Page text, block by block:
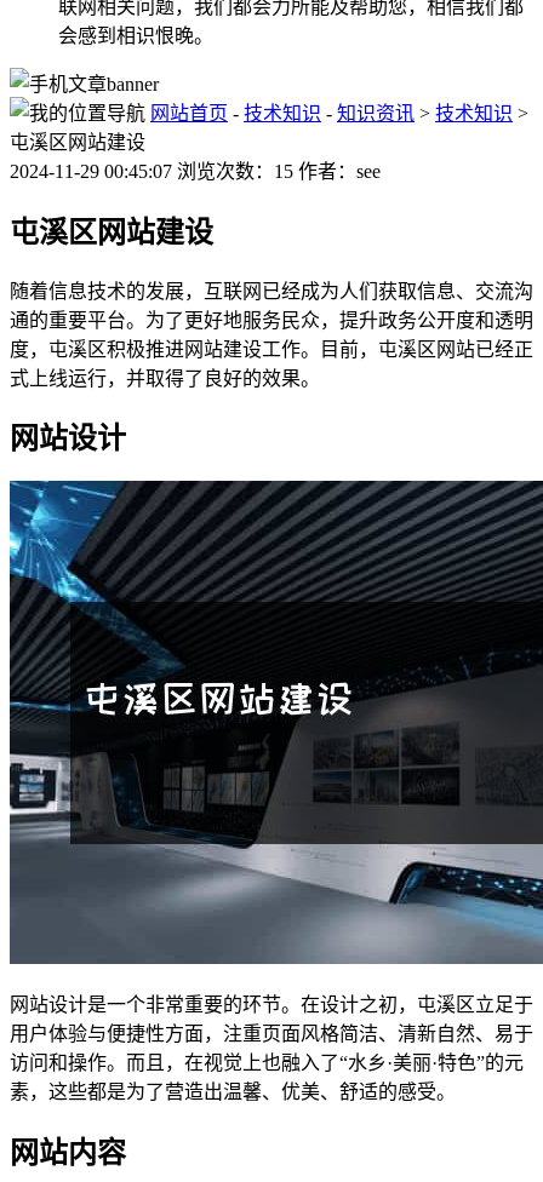
联网相关问题，我们都会力所能及帮助您，相信我们都
会感到相识恨晚。
网站首页 - 技术知识 - 知识资讯 > 技术知识 >
屯溪区网站建设
2024-11-29 00:45:07 浏览次数：15 作者：see
屯溪区网站建设
随着信息技术的发展，互联网已经成为人们获取信息、交流沟
通的重要平台。为了更好地服务民众，提升政务公开度和透明
度，屯溪区积极推进网站建设工作。目前，屯溪区网站已经正
式上线运行，并取得了良好的效果。
网站设计
网站设计是一个非常重要的环节。在设计之初，屯溪区立足于
用户体验与便捷性方面，注重页面风格简洁、清新自然、易于
访问和操作。而且，在视觉上也融入了“水乡·美丽·特色”的元
素，这些都是为了营造出温馨、优美、舒适的感受。
网站内容